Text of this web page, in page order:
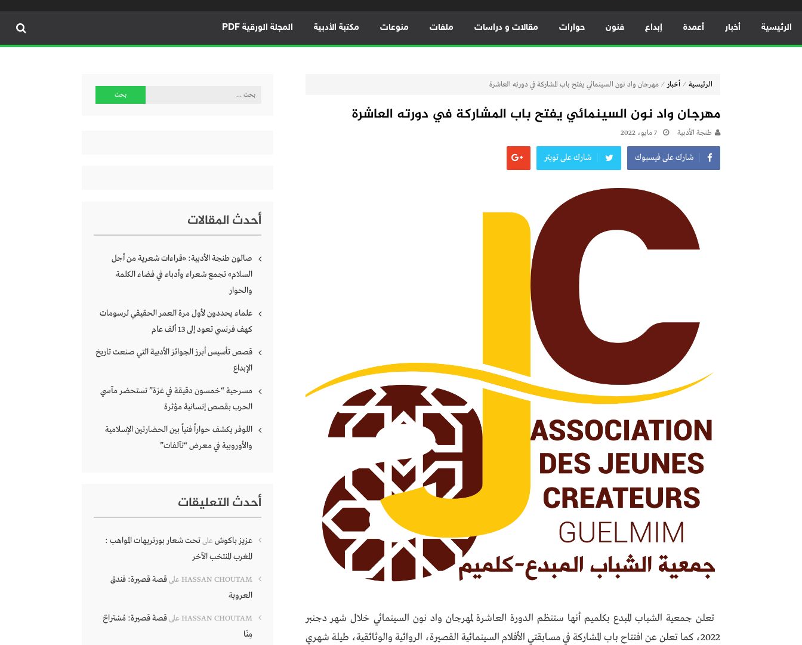
الرئيسية أخبار أعمدة إبداع فنون حوارات مقالات و دراسات ملفات منوعات مكتبة الأدبية المجلة الورقية PDF
الرئيسية ⁄ أخبار ⁄ مهرجان واد نون السينمائي يفتح باب المشاركة في دورته العاشرة
مهرجان واد نون السينمائي يفتح باب المشاركة في دورته العاشرة
طنجة الأدبية 7 مايو، 2022
شارك على فيسبوك شارك على تويتر
تعلن جمعية الشباب المبدع بكلميم أنها ستنظم الدورة العاشرة لمهرجان واد نون السينمائي خلال شهر دجنبر
2022، كما تعلن عن افتتاح باب المشاركة في مسابقتي الأفلام السينمائية القصيرة، الروائية والوثائقية، طيلة شهري
البحث
أحدث المقالات
صالون طنجة الأدبية: «قراءات شعرية من أجل
السلام» تجمع شعراء وأدباء في فضاء الكلمة
والحوار
علماء يحددون لأول مرة العمر الحقيقي لرسومات
كهف فرنسي تعود إلى 13 ألف عام
قصص تأسيس أبرز الجوائز الأدبية التي صنعت تاريخ
الإبداع
مسرحية “خمسون دقيقة في غزة” تستحضر مآسي
الحرب بقصص إنسانية مؤثرة
اللوفر يكشف حواراً فنياً بين الحضارتين الإسلامية
والأوروبية في معرض “تآلفات”
أحدث التعليقات
عزيز باكوش علىتحت شعار بورتريهات المواهب :
المغرب المنتخب الآخر
HASSAN CHOUTAM علىقصة قصيرة: فندق
العروبة
HASSAN CHOUTAM علىقصة قصيرة: مُسْتراحٌ
مِنّا